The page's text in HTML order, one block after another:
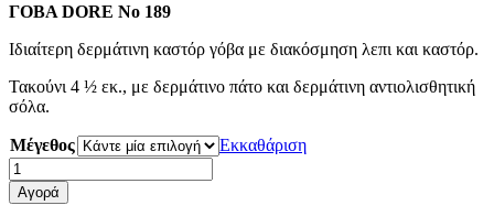
was:
τιμή
59,00 €.
ΓΟΒΑ DORE No 189
Ιδιαίτερη δερμάτινη καστόρ γόβα με διακόσμηση λεπι και καστόρ.
Τακούνι 4 ½ εκ., με δερμάτινο πάτο και δερμάτινη αντιολισθητική
σόλα.
Μέγεθος
Εκκαθάριση
Γόβα
DORE
ποσότητα
Αγορά